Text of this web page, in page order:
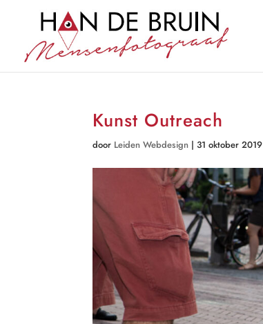
Kunst Outreach
door Leiden Webdesign |31 oktober 2019